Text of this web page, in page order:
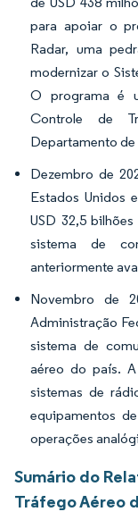
para apoiar o
Radar, uma
modernizar o
O programa é
Controle de
Departamento de
Dezembro de
Estados Unidos
USD 32,5
sistema de
anteriormente
Novembro de
Administração
sistema de
aéreo do país.
sistemas de
equipamentos
operações
Sumário do
Tráfego Aéreo